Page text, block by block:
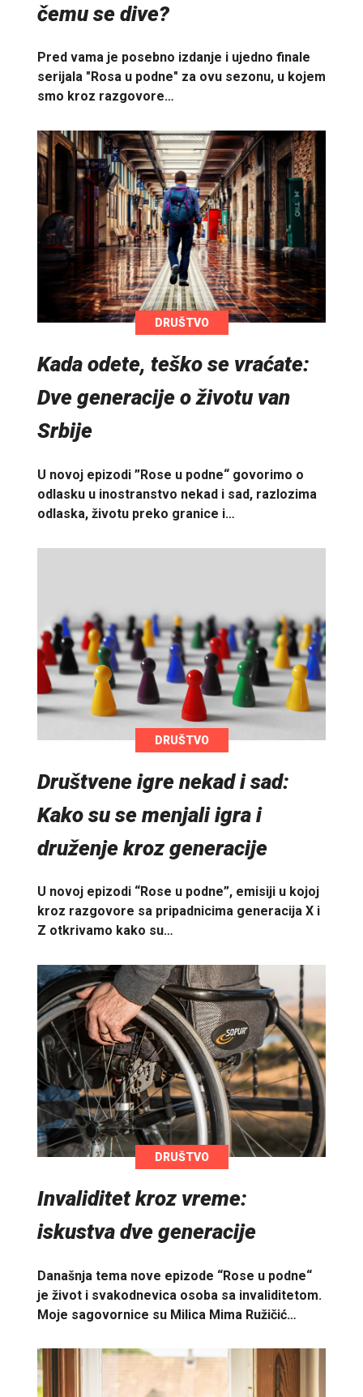
čemu se dive?
Pred vama je posebno izdanje i ujedno finale
serijala "Rosa u podne" za ovu sezonu, u kojem
smo kroz razgovore…
DRUŠTVO
Kada odete, teško se vraćate:
Dve generacije o životu van
Srbije
U novoj epizodi ”Rose u podne“ govorimo o
odlasku u inostranstvo nekad i sad, razlozima
odlaska, životu preko granice i…
DRUŠTVO
Društvene igre nekad i sad:
Kako su se menjali igra i
druženje kroz generacije
U novoj epizodi “Rose u podne”, emisiji u kojoj
kroz razgovore sa pripadnicima generacija X i
Z otkrivamo kako su…
DRUŠTVO
Invaliditet kroz vreme:
iskustva dve generacije
Današnja tema nove epizode “Rose u podne“
je život i svakodnevica osoba sa invaliditetom.
Moje sagovornice su Milica Mima Ružičić…